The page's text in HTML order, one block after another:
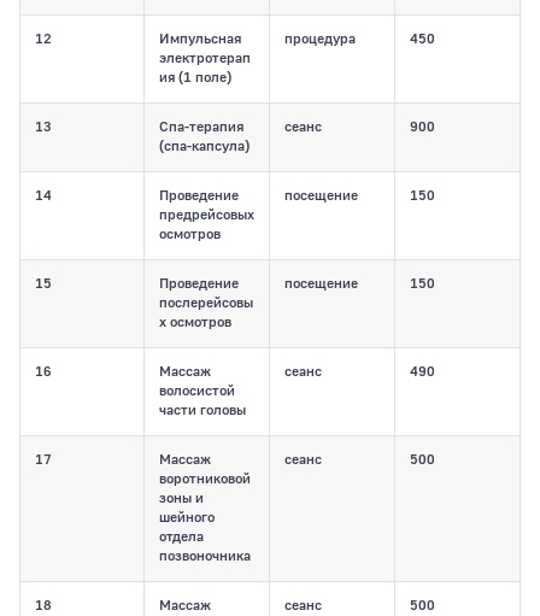
12
Импульсная
электротерап
ия (1 поле)
процедура 450
13
Спа-терапия
(спа-капсула)
сеанс 900
14
Проведение
предрейсовых
осмотров
посещение 150
15
Проведение
послерейсовы
х осмотров
посещение 150
16
Массаж
волосистой
части головы
сеанс 490
17
Массаж
воротниковой
зоны и
шейного
отдела
позвоночника
сеанс 500
18
Массаж
сеанс 500